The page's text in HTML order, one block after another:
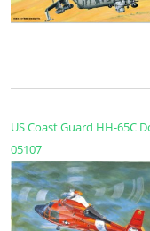
US Coast Guard HH-65C
05107